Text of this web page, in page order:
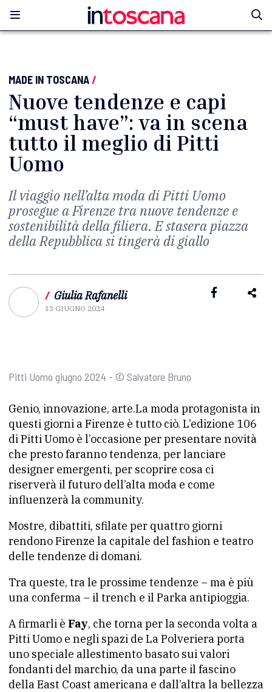
MADE IN TOSCANA/
Nuove tendenze e capi
“must have”: va in scena
tutto il meglio di Pitti
Uomo
Il viaggio nell’alta moda di Pitti Uomo
prosegue a Firenze tra nuove tendenze e
sostenibilità della filiera. E stasera piazza
della Repubblica si tingerà di giallo
/ Giulia Rafanelli
13 GIUGNO 2024
Pitti Uomo giugno 2024 - © Salvatore Bruno
Genio, innovazione, arte.La moda protagonista in
questi giorni a Firenze è tutto ciò. L’edizione 106
di Pitti Uomo è l’occasione per presentare novità
che presto faranno tendenza, per lanciare
designer emergenti, per scoprire cosa ci
riserverà il futuro dell’alta moda e come
influenzerà la community.
Mostre, dibattiti, sfilate per quattro giorni
rendono Firenze la capitale del fashion e teatro
delle tendenze di domani.
Tra queste, tra le prossime tendenze – ma è più
una conferma – il trench e il Parka antipioggia.
A firmarli è Fay, che torna per la seconda volta a
Pitti Uomo e negli spazi de La Polveriera porta
uno speciale allestimento basato sui valori
fondanti del marchio, da una parte il fascino
della East Coast americana e dall’altra la bellezza